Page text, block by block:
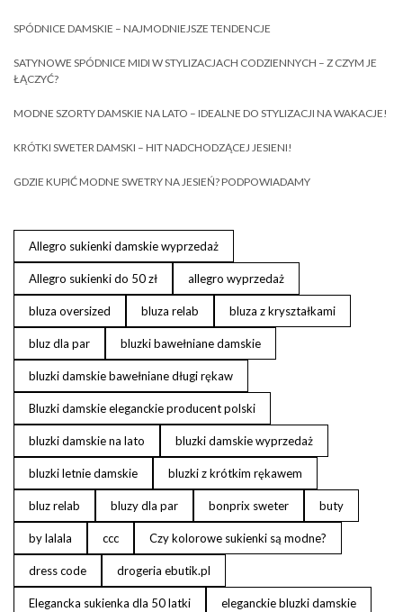
SPÓDNICE DAMSKIE – NAJMODNIEJSZE TENDENCJE
SATYNOWE SPÓDNICE MIDI W STYLIZACJACH CODZIENNYCH – Z CZYM JE
ŁĄCZYĆ?
MODNE SZORTY DAMSKIE NA LATO – IDEALNE DO STYLIZACJI NA WAKACJE!
KRÓTKI SWETER DAMSKI – HIT NADCHODZĄCEJ JESIENI!
GDZIE KUPIĆ MODNE SWETRY NA JESIEŃ? PODPOWIADAMY
Allegro sukienki damskie wyprzedaż
Allegro sukienki do 50 zł allegro wyprzedaż
bluza oversized bluza relab bluza z kryształkami
bluz dla par bluzki bawełniane damskie
bluzki damskie bawełniane długi rękaw
Bluzki damskie eleganckie producent polski
bluzki damskie na lato bluzki damskie wyprzedaż
bluzki letnie damskie bluzki z krótkim rękawem
bluz relab bluzy dla par bonprix sweter buty
by lalala ccc Czy kolorowe sukienki są modne?
dress code drogeria ebutik.pl
Elegancka sukienka dla 50 latki eleganckie bluzki damskie